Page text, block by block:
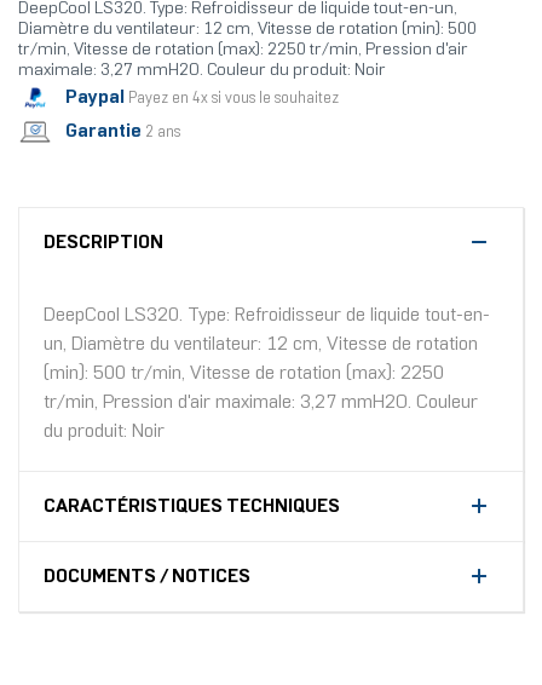
DeepCool LS320. Type: Refroidisseur de liquide tout-en-un,
Diamètre du ventilateur: 12 cm, Vitesse de rotation (min): 500
tr/min, Vitesse de rotation (max): 2250 tr/min, Pression d'air
maximale: 3,27 mmH2O. Couleur du produit: Noir
Paypal Payez en 4x si vous le souhaitez
Garantie 2 ans
DESCRIPTION
DeepCool LS320. Type: Refroidisseur de liquide tout-en-
un, Diamètre du ventilateur: 12 cm, Vitesse de rotation
(min): 500 tr/min, Vitesse de rotation (max): 2250
tr/min, Pression d'air maximale: 3,27 mmH2O. Couleur
du produit: Noir
CARACTÉRISTIQUES TECHNIQUES
DOCUMENTS / NOTICES